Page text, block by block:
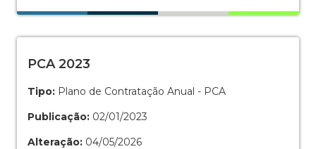
PCA 2023
Tipo: Plano de Contratação Anual - PCA
Publicação: 02/01/2023
Alteração: 04/05/2026